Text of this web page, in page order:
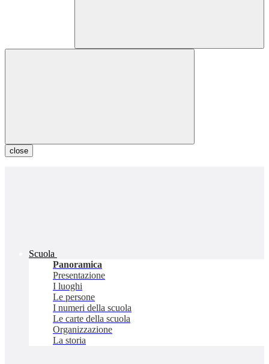
close
Scuola
Panoramica
Presentazione
I luoghi
Le persone
I numeri della scuola
Le carte della scuola
Organizzazione
La storia